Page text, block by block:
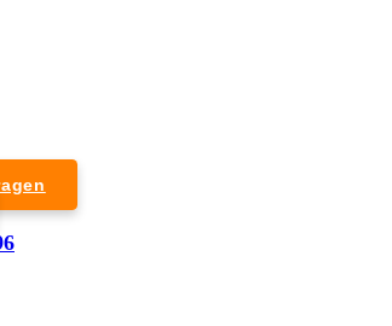
1. Anfrage